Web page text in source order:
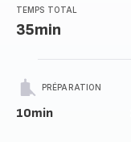
TEMPS TOTAL
35min
PRÉPARATION
10min